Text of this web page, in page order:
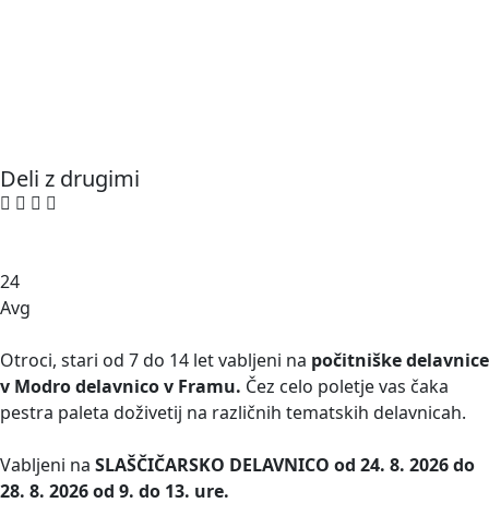
Deli z drugimi
24
Avg
Otroci, stari od 7 do 14 let vabljeni na počitniške delavnice
v Modro delavnico v Framu. Čez celo poletje vas čaka
pestra paleta doživetij na različnih tematskih delavnicah.
Vabljeni na SLAŠČIČARSKO DELAVNICO od 24. 8. 2026 do
28. 8. 2026 od 9. do 13. ure.